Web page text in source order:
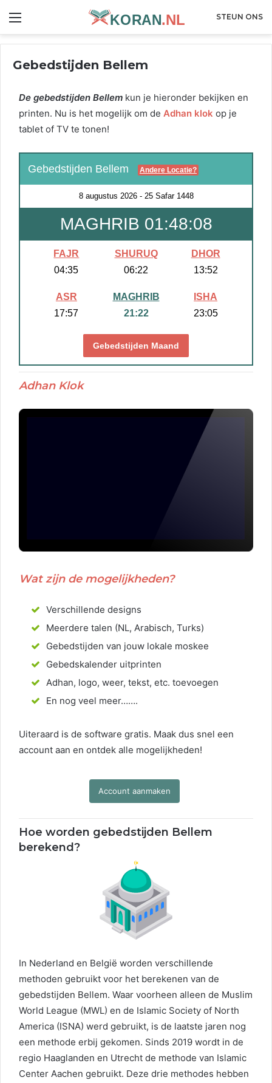
STEUN ONS
Gebedstijden Bellem
De gebedstijden Bellem kun je hieronder bekijken en
printen. Nu is het mogelijk om de Adhan klok op je
tablet of TV te tonen!
Gebedstijden Bellem Andere Locatie?
8 augustus 2026- 25 Safar 1448
MAGHRIB 01:48:08
FAJR
04:35
SHURUQ
06:22
DHOR
13:52
ASR
17:57
MAGHRIB
21:22
ISHA
23:05
Gebedstijden Maand
Adhan Klok
Wat zijn de mogelijkheden?
Verschillende designs
Meerdere talen (NL, Arabisch, Turks)
Gebedstijden van jouw lokale moskee
Gebedskalender uitprinten
Adhan, logo, weer, tekst, etc. toevoegen
En nog veel meer…….
Uiteraard is de software gratis. Maak dus snel een
account aan en ontdek alle mogelijkheden!
Account aanmaken
Hoe worden gebedstijden Bellem
berekend?
In Nederland en België worden verschillende
methoden gebruikt voor het berekenen van de
gebedstijden Bellem. Waar voorheen alleen de Muslim
World League (MWL) en de Islamic Society of North
America (ISNA) werd gebruikt, is de laatste jaren nog
een methode erbij gekomen. Sinds 2019 wordt in de
regio Haaglanden en Utrecht de methode van Islamic
Center Aachen gebruikt. Deze drie methodes hebben